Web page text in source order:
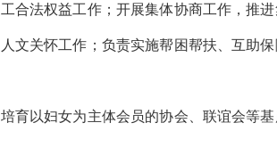
法权益工作；开展集体协商工作，推进
文关怀工作；负责实施帮困帮扶、互助
以妇女为主体会员的协会、联谊会等基